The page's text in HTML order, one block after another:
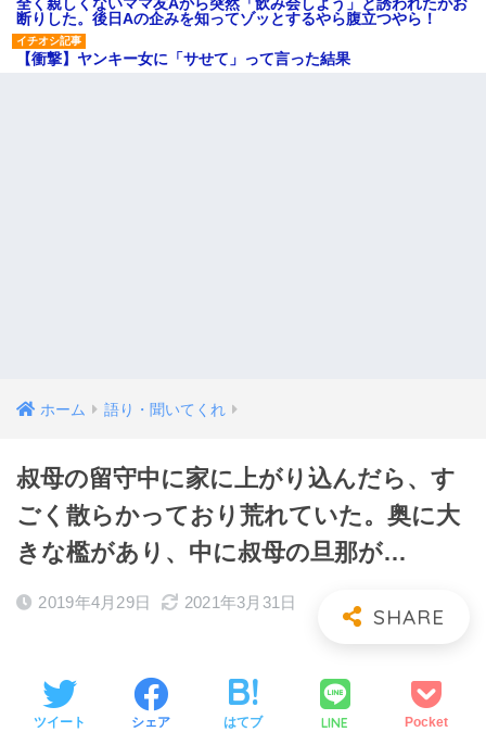
断りした。後日Aの企みを知ってゾッとするやら腹立つやら！
【衝撃】ヤンキー女に「サせて」って言った結果
ホーム 語り・聞いてくれ
叔母の留守中に家に上がり込んだら、す
ごく散らかっており荒れていた。奥に大
きな檻があり、中に叔母の旦那が…
2019年4月29日 2021年3月31日
ツイート シェア はてブ LINE Pocket